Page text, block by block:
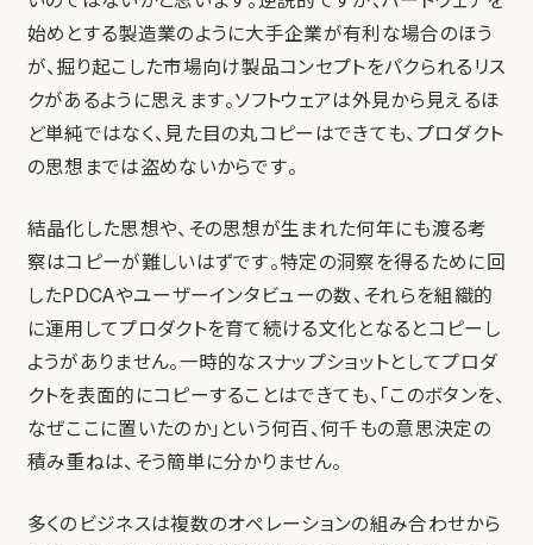
始めとする製造業のように大手企業が有利な場合のほう
が、掘り起こした市場向け製品コンセプトをパクられるリス
クがあるように思えます。ソフトウェアは外見から見えるほ
ど単純ではなく、見た目の丸コピーはできても、プロダクト
の思想までは盗めないからです。
結晶化した思想や、その思想が生まれた何年にも渡る考
察はコピーが難しいはずです。特定の洞察を得るために回
したPDCAやユーザーインタビューの数、それらを組織的
に運用してプロダクトを育て続ける文化となるとコピーし
ようがありません。一時的なスナップショットとしてプロダ
クトを表面的にコピーすることはできても、「このボタンを、
なぜここに置いたのか」という何百、何千もの意思決定の
積み重ねは、そう簡単に分かりません。
多くのビジネスは複数のオペレーションの組み合わせから